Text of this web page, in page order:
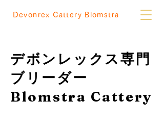
Devonrex Cattery Blomstra
デボンレックス専門
ブリーダー
Blomstra Cattery